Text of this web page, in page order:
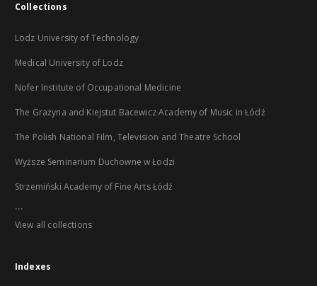
Collections
Lodz University of Technology
Medical University of Lodz
Nofer Institute of Occupational Medicine
The Grażyna and Kiejstut Bacewicz Academy of Music in Łódź
The Polish National Film, Television and Theatre School
Wyższe Seminarium Duchowne w Łodzi
Strzemiński Academy of Fine Arts Łódź
...
View all collections
Indexes